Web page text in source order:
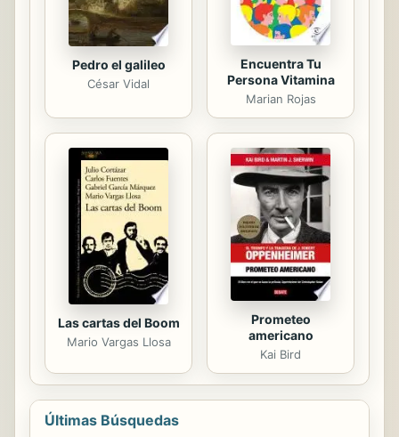
Pedro el galileo
César Vidal
Encuentra Tu
Persona Vitamina
Marian Rojas
Las cartas del Boom
Mario Vargas Llosa
Prometeo
americano
Kai Bird
Últimas Búsquedas